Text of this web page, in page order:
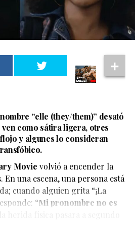
organizada porElton John
de ir de la mano fue suficiente
Tal Fredo se convirtió en uno
del momento, luego de que el
apareciera como sorpresa y
privado.
“elle (they/them)” desató
ven como sátira ligera, otres
y algunes lo consideran
Movie volvió a encender la
En una escena, una persona está
cuando alguien grita “¡La
“Mi pronombre no es